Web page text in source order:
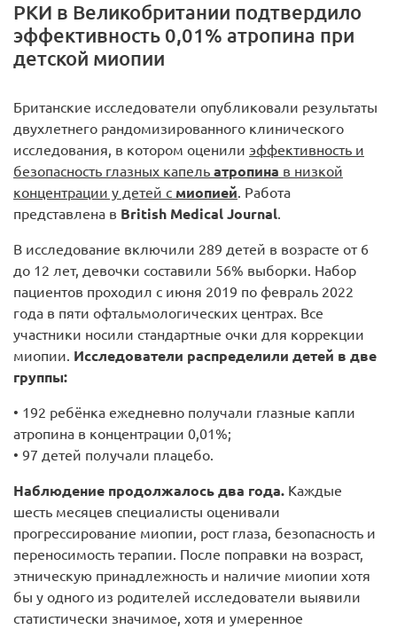
РКИ в Великобритании подтвердило
эффективность 0,01% атропина при
детской миопии
Британские исследователи опубликовали результаты
двухлетнего рандомизированного клинического
исследования, в котором оценили эффективность и
безопасность глазных капель атропина в низкой
концентрации у детей с миопией. Работа
представлена в British Medical Journal.
В исследование включили 289 детей в возрасте от 6
до 12 лет, девочки составили 56% выборки. Набор
пациентов проходил с июня 2019 по февраль 2022
года в пяти офтальмологических центрах. Все
участники носили стандартные очки для коррекции
миопии. Исследователи распределили детей в две
группы:
• 192 ребёнка ежедневно получали глазные капли
атропина в концентрации 0,01%;
• 97 детей получали плацебо.
Наблюдение продолжалось два года. Каждые
шесть месяцев специалисты оценивали
прогрессирование миопии, рост глаза, безопасность и
переносимость терапии. После поправки на возраст,
этническую принадлежность и наличие миопии хотя
бы у одного из родителей исследователи выявили
статистически значимое, хотя и умеренное